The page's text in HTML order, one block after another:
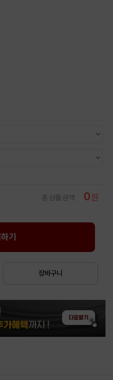
총 상품 금액 0원
기
장바구니